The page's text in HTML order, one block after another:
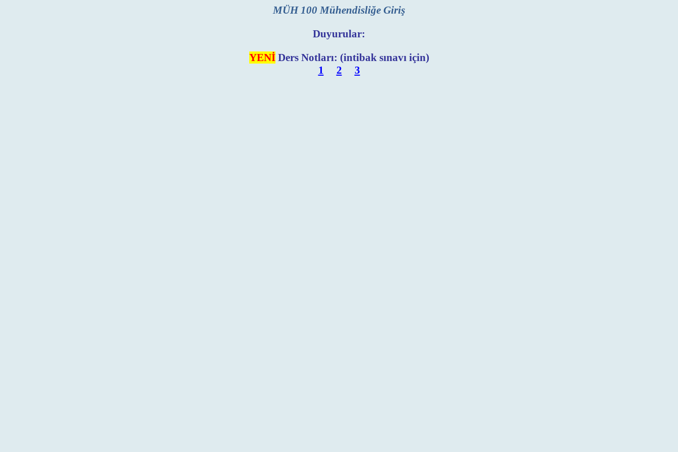
MÜH 100 Mühendisliğe Giriş
Duyurular:
YENİDers Notları: (intibak sınavı için)
1
2 3